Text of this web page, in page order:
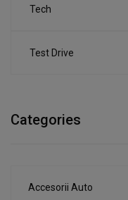
Tech
Test Drive
Categories
Accesorii Auto